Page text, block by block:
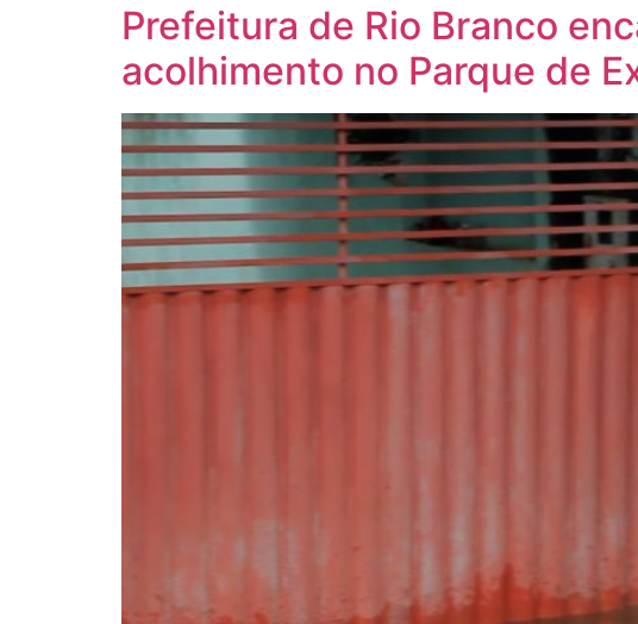
Prefeitura de Rio Branco
acolhimento no Parque de